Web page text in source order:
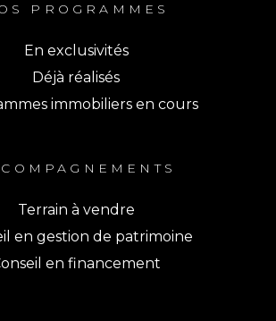
PROGRAMMES
En exclusivités
Déjà réalisés
immobiliers en cours
Terrain à vendre
en gestion de patrimoine
en financement